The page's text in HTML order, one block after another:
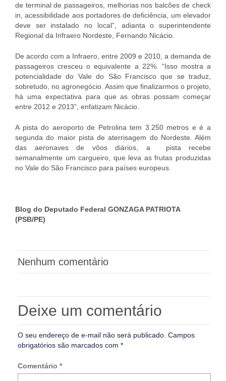
de terminal de passageiros, melhorias nos balcões de check
in, acessibilidade aos portadores de deficiência, um elevador
deve ser instalado no local”, adianta o superintendente
Regional da Infraero Nordeste, Fernando Nicácio.
De acordo com a Infraero, entre 2009 e 2010, a demanda de
passageiros cresceu o equivalente a 22%. “Isso mostra a
potencialidade do Vale do São Francisco que se traduz,
sobretudo, no agronegócio. Assim que finalizarmos o projeto,
há uma expectativa para que as obras possam começar
entre 2012 e 2013”, enfatizam Nicácio.
A pista do aeroporto de Petrolina tem 3.250 metros e é a
segunda do maior pista de aterrisagem do Nordeste. Além
das aeronaves de vôos diários, a pista recebe
semanalmente um cargueiro, que leva as frutas produzidas
no Vale do São Francisco para países europeus.
Blog do Deputado Federal GONZAGA PATRIOTA
(PSB/PE)
Nenhum comentário
Deixe um comentário
O seu endereço de e-mail não será publicado. Campos
obrigatórios são marcados com *
Comentário *